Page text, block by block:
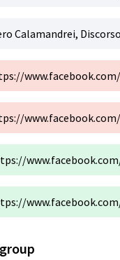
Calamandrei,
www.facebook.com/